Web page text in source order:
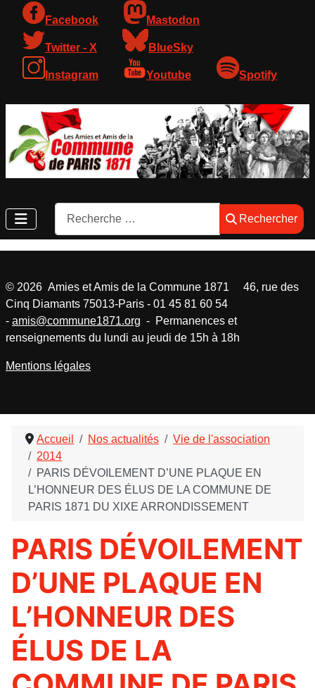
Facebook Mastodon
Twitter - X BlueSky
Instagram Youtube Spotify
Rechercher
Rechercher
Accueil Nos actualités
Vie de l'association
2014
PARIS DÉVOILEMENT D’UNE PLAQUE EN
L’HONNEUR DES ÉLUS DE LA COMMUNE DE
PARIS 1871 DU XIXE ARRONDISSEMENT
PARIS DÉVOILEMENT
D’UNE PLAQUE EN
L’HONNEUR DES
ÉLUS DE LA
© 2026 Amies et Amis de la Commune 1871 46, rue des
Cinq Diamants 75013-Paris - 01 45 81 60 54
- amis@commune1871.org - Permanences et
renseignements du lundi au jeudi de 15h à 18h
Mentions légales